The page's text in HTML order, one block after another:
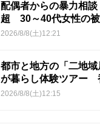
配偶者からの暴力相
超 30～40代女性の
2026/8/8(土)12:21
都市と地方の「二地
が暮らし体験ツアー
2026/8/8(土)12:15